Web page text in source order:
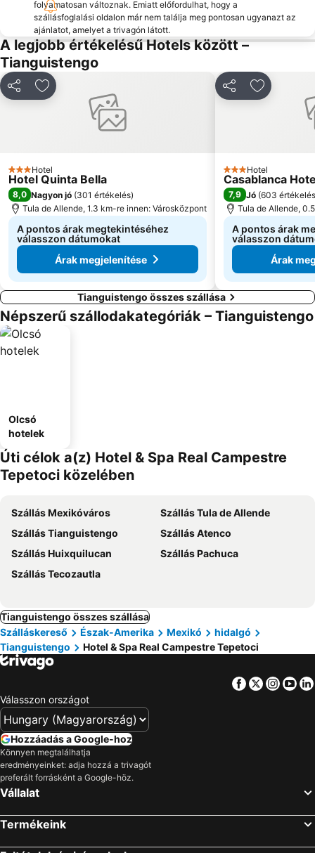
folyamatosan változnak. Emiatt előfordulhat, hogy a
szállásfoglalási oldalon már nem találja meg pontosan ugyanazt az
ajánlatot, amelyet a trivagón látott.
A legjobb értékelésű Hotels között –
Tianguistengo
MegosztásHozzáadás a kedvencekhez
3 Kategória
Hotel
Hotel Quinta Bella
8,0 Nagyon jó (301 értékelés)
Tula de Allende, 1.3 km-re innen: Városközpont
A pontos árak megtekintéséhez
válasszon dátumokat
Árak megjelenítése
Megosztás
3 Kategória
Hotel
Casablanca
7,9 Jó (603 értékelés
Tula de Allende,
A pontos árak
válasszon
Árak
Tianguistengo összes szállása
Népszerű szállodakategóriák – Tianguistengo
Olcsó
hotelek
Úti célok a(z) Hotel & Spa Real Campestre
Tepetoci közelében
Szállás Mexikóváros
Szállás Tula de Allende
Szállás Tianguistengo
Szállás Atenco
Szállás Huixquilucan
Szállás Pachuca
Szállás Tecozautla
Tianguistengo összes szállása
Szálláskereső
Észak-Amerika Mexikó
hidalgó
Tianguistengo
Hotel & Spa Real Campestre Tepetoci
Facebook
Twitter
Válasszon országot
Hozzáadás a Google-hoz
Könnyen megtalálhatja
eredményeinket: adja hozzá a trivagót
preferált forrásként a Google-höz.
Vállalat
Termékeink